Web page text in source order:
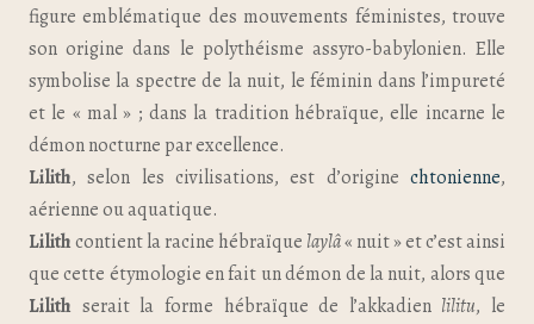
figure emblématique des mouvements féministes, trouve
son origine dans le polythéisme assyro-babylonien. Elle
symbolise la spectre de la nuit, le féminin dans l’impureté
et le « mal » ; dans la tradition hébraïque, elle incarne le
démon nocturne par excellence.
Lilith, selon les civilisations, est d’origine chtonienne,
aérienne ou aquatique.
Lilithcontient la racine hébraïque laylâ« nuit » et c’est ainsi
que cette étymologie en fait un démon de la nuit, alors que
Lilith serait la forme hébraïque de l’akkadien lilitu, le